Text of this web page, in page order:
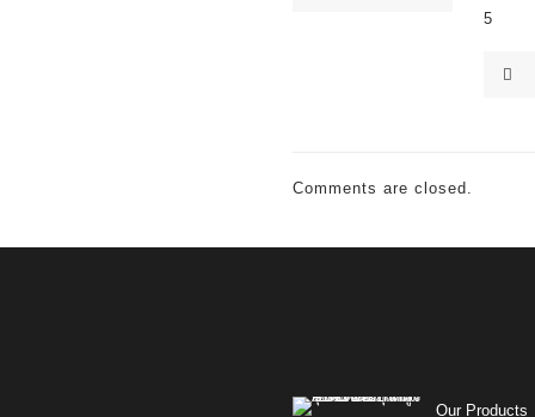
5
Comments are closed.
Our Products